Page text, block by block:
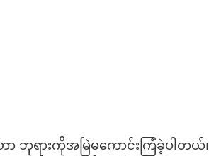
ဘုရားကိုအမြဲမကောင်းကြံခဲ့ပါတ